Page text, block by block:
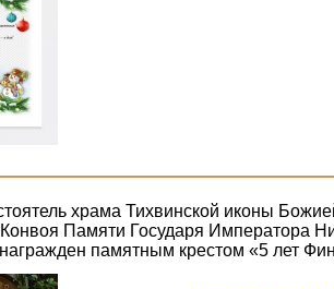
храма Тихвинской иконы
Памяти Государя Императора
памятным крестом «5 лет